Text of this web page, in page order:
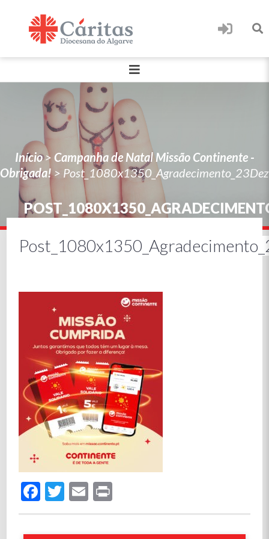
Início > Campanha de Natal Missão Continente -
Obrigada! > Post_1080x1350_Agradecimento_23Dez
Facebook
Twitter
Email